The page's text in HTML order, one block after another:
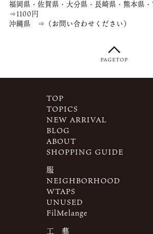
福岡県・佐賀県・大分県・長崎県・熊本県
⇒1100円
沖縄県 ⇒（お問い合わせください）
PAGETOP
TOP
TOPICS
NEW ARRIVAL
BLOG
ABOUT
SHOPPING GUIDE
服
NEIGHBORHOOD
WTAPS
UNUSED
FilMelange
工 藝